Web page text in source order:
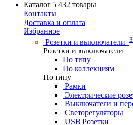
Каталог 5 432 товары
Контакты
Доставка и оплата
Избранное
Розетки и выключатели
Розетки и выключатели
По типу
По коллекциям
По типу
Рамки
Электрические
Выключатели и
Светорегуляторы
USB Розетки